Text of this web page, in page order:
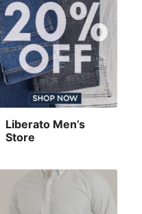
Liberato Men’s
Store